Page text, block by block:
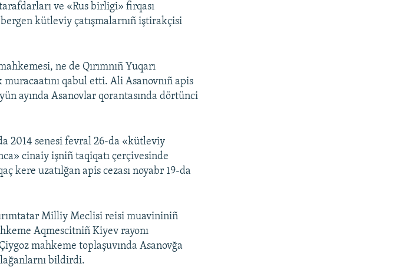
ve «Rus birligi» firqası
kütleviy çatışmalarnıñ iştirakçisi
ne de Qırımnıñ Yuqarı
qabul etti. Ali Asanovnıñ apis
ayında Asanovlar qorantasında dörtünci
2014 senesi fevral 26-da «kütleviy
cinaiy işniñ taqiqatı çerçivesinde
kere uzatılğan apis cezası noyabr 19-da
Milliy Meclisi reisi muavininiñ
Aqmescitniñ Kiyev rayonı
mahkeme toplaşuvında Asanovğa
bildirdi.